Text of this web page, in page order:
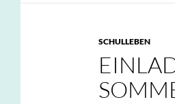
SCHULLEBEN